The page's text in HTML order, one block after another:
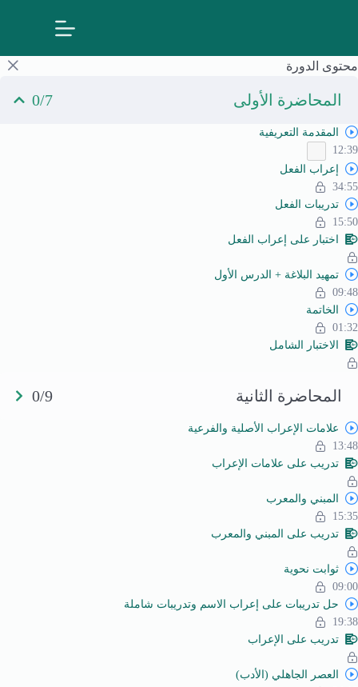
محتوى الدورة
المحاضرة الأولى 0/7
المقدمة التعريفية
12:39
إعراب الفعل
34:55
تدريبات الفعل
15:50
اختبار على إعراب الفعل
تمهيد البلاغة + الدرس الأول
09:48
الخاتمة
01:32
الاختبار الشامل
المحاضرة الثانية 0/9
علامات الإعراب الأصلية والفرعية
13:48
تدريب على علامات الإعراب
المبني والمعرب
15:35
تدريب على المبني والمعرب
ثوابت نحوية
09:00
حل تدريبات على إعراب الاسم وتدريبات شاملة
19:38
تدريب على الإعراب
العصر الجاهلي (الأدب)